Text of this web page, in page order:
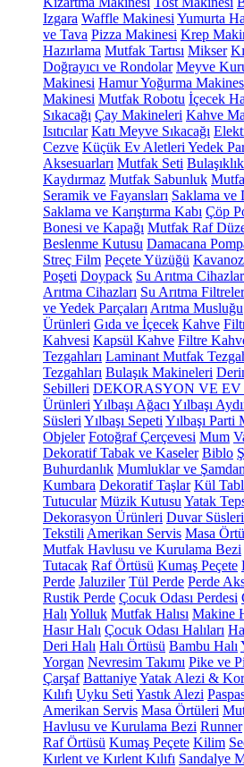
Izgara Waffle Makinesi Yumurta
ve Tava Pizza Makinesi Krep
Hazırlama Mutfak Tartısı Mikser
Doğrayıcı ve Rondolar Meyve
Makinesi Hamur Yoğurma
Makinesi Mutfak Robotu İçecek
Sıkacağı Çay Makineleri Kahve
Isıtıcılar Katı Meyve Sıkacağı
Cezve Küçük Ev Aletleri Yedek
Aksesuarları Mutfak Seti Bulaşıklık
Kaydırmaz Mutfak Sabunluk
Seramik ve Fayansları Saklama ve
Saklama ve Karıştırma Kabı Çöp
Bonesi ve Kapağı Mutfak Raf
Beslenme Kutusu Damacana
Streç Film Peçete Yüzüğü
Poşeti Doypack Su Arıtma
Arıtma Cihazları Su Arıtma
ve Yedek Parçaları Arıtma Musluğu
Ürünleri Gıda ve İçecek Kahve
Kahvesi Kapsül Kahve Filtre
Tezgahları Laminant Mutfak
Tezgahları Bulaşık Makineleri
Sebilleri DEKORASYON VE EV
Ürünleri Yılbaşı Ağacı Yılbaşı
Süsleri Yılbaşı Sepeti Yılbaşı Parti
Objeler Fotoğraf Çerçevesi Mum
Dekoratif Tabak ve Kaseler Biblo
Buhurdanlık Mumluklar ve
Kumbara Dekoratif Taşlar Kül
Tutucular Müzik Kutusu Yatak
Dekorasyon Ürünleri Duvar Süsleri
Tekstili Amerikan Servis Masa
Mutfak Havlusu ve Kurulama Bezi
Tutacak Raf Örtüsü Kumaş Peçete
Perde Jaluziler Tül Perde Perde
Rustik Perde Çocuk Odası Perdesi
Halı Yolluk Mutfak Halısı Makine
Hasır Halı Çocuk Odası Halıları
Deri Halı Halı Örtüsü Bambu Halı
Yorgan Nevresim Takımı Pike ve
Çarşaf BattaniyeYatak Alezi &
Kılıfı Uyku Seti Yastık Alezi
Amerikan Servis Masa Örtüleri
Havlusu ve Kurulama Bezi Runner
Raf Örtüsü Kumaş Peçete Kilim
Kırlent ve Kırlent Kılıfı Sandalye